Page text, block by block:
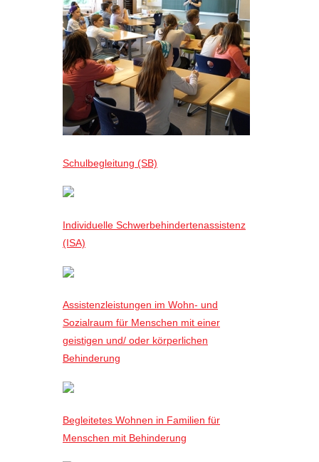
Schulbegleitung (SB)
Individuelle Schwerbehindertenassistenz
(ISA)
Assistenzleistungen im Wohn- und
Sozialraum für Menschen mit einer
geistigen und/ oder körperlichen
Behinderung
Begleitetes Wohnen in Familien für
Menschen mit Behinderung